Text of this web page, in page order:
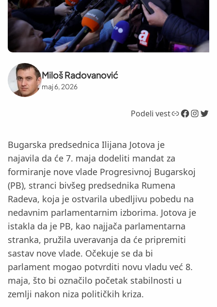
Miloš Radovanović
maj 6, 2026
Podeli vestLink Facebook InstagramTwitter
Bugarska predsednica Ilijana Jotova je
najavila da će 7. maja dodeliti mandat za
formiranje nove vlade Progresivnoj Bugarskoj
(PB), stranci bivšeg predsednika Rumena
Radeva, koja je ostvarila ubedljivu pobedu na
nedavnim parlamentarnim izborima. Jotova je
istakla da je PB, kao najjača parlamentarna
stranka, pružila uveravanja da će pripremiti
sastav nove vlade. Očekuje se da bi
parlament mogao potvrditi novu vladu već 8.
maja, što bi označilo početak stabilnosti u
zemlji nakon niza političkih kriza.